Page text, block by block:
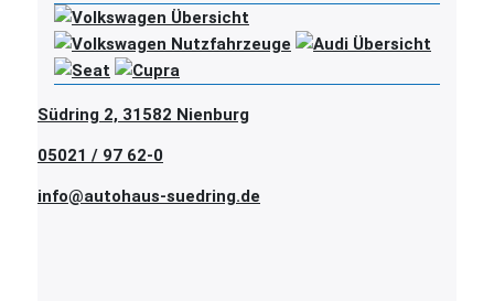
Südring 2, 31582 Nienburg
05021 / 97 62-0
info@autohaus-suedring.de